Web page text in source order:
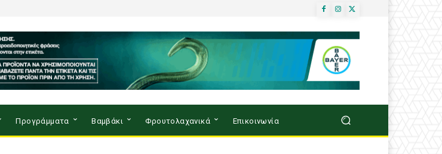
Προγράμματα Βαμβάκι Φρουτολαχανικά Επικοινωνία